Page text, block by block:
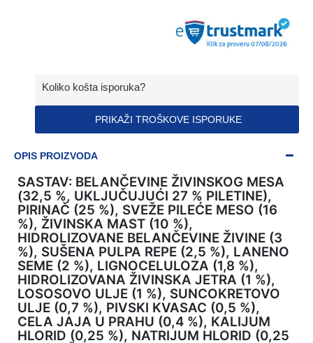
Koliko košta isporuka?
PRIKAŽI TROŠKOVE ISPORUKE
OPIS PROIZVODA
SASTAV: BELANČEVINE ŽIVINSKOG MESA
(32,5 %, UKLJUČUJUĆI 27 % PILETINE),
PIRINAČ (25 %), SVEŽE PILEĆE MESO (16
%), ŽIVINSKA MAST (10 %),
HIDROLIZOVANE BELANČEVINE ŽIVINE (3
%), SUŠENA PULPA REPE (2,5 %), LANENO
SEME (2 %), LIGNOCELULOZA (1,8 %),
HIDROLIZOVANA ŽIVINSKA JETRA (1 %),
LOSOSOVO ULJE (1 %), SUNCOKRETOVO
ULJE (0,7 %), PIVSKI KVASAC (0,5 %),
CELA JAJA U PRAHU (0,4 %), KALIJUM
HLORID (0,25 %), NATRIJUM HLORID (0,25